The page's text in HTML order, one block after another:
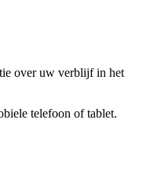
over uw verblijf in het
telefoon of tablet.